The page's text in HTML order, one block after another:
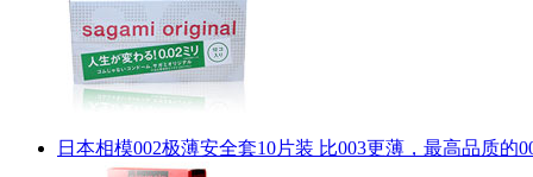
日本相模002极薄安全套10片装 比003更薄，最高品质的